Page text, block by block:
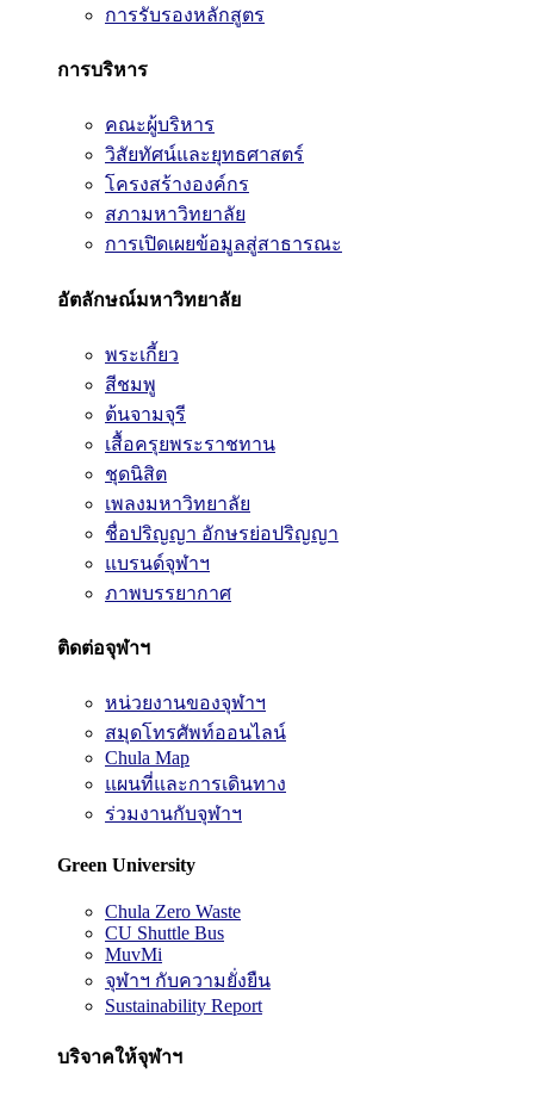
การรับรองหลักสูตร
การบริหาร
คณะผู้บริหาร
วิสัยทัศน์และยุทธศาสตร์
โครงสร้างองค์กร
สภามหาวิทยาลัย
การเปิดเผยข้อมูลสู่สาธารณะ
อัตลักษณ์มหาวิทยาลัย
พระเกี้ยว
สีชมพู
ต้นจามจุรี
เสื้อครุยพระราชทาน
ชุดนิสิต
เพลงมหาวิทยาลัย
ชื่อปริญญา อักษรย่อปริญญา
แบรนด์จุฬาฯ
ภาพบรรยากาศ
ติดต่อจุฬาฯ
หน่วยงานของจุฬาฯ
สมุดโทรศัพท์ออนไลน์
Chula Map
แผนที่และการเดินทาง
ร่วมงานกับจุฬาฯ
Green University
Chula Zero Waste
CU Shuttle Bus
MuvMi
จุฬาฯ กับความยั่งยืน
Sustainability Report
บริจาคให้จุฬาฯ